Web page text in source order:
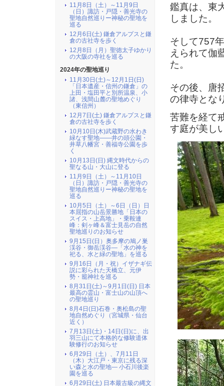
鑑真は、東
しました。
そして757
えられて伽
た。
その後、唐
の律寺とな
苦難を経て
す庭が美し
11月8日（土）～11月9日
（日）諏訪・戸隠・善光寺の
聖地自然巡りー神秘の聖地を
巡る
12月6日(土) 鎌倉アルプスと鎌
倉の古社寺を歩く
12月8日（月）聖徳太子ゆかり
の大阪の寺社を巡る
2024年の聖地巡り
11月30日(土)～12月1日(日)
「日本遺産・信州の鎌倉」の
上田・塩田平と別所温泉、小
諸、浅間山麓の聖地めぐり
（東信州）
12月7日(土) 鎌倉アルプスと鎌
倉の古社寺を歩く
10月10日(木)武蔵野の水わき
緑なす聖地――井の頭公園・
井草八幡宮・善福寺公園を歩
く
10月13日(日) 縄文時代からの
聖なる山・大山に登る
11月9日（土）～11月10日
（日）諏訪・戸隠・善光寺の
聖地自然巡りー神秘の聖地を
巡る
10月5日（土）～6日（日）日
本屈指の山岳景勝地「日本の
スイス・上高地」・乗鞍連
峰：剣ヶ峰＆富士見岳の自然
聖地巡りのお知らせ
9月15日(日）奥多摩の鳩ノ巣
渓谷・御岳渓谷―「水の神を
祀る、水と緑の聖地」を巡る
9月16日（月・祝）イザナギ伝
説に彩られた天橋立、元伊
勢・籠神社を巡る
8月31日(土)～9月1日(日) 日本
最高の霊山・富士山の山頂へ
の聖地巡り
8月4日(日)石巻・奥松島の聖
地自然めぐり（宮城県・仙台
近く）
7月13日(土)・14日(日)に、出
羽三山にて本格的な修験道体
験修行のお知らせ
6月29日（土）、7月11日
（木）大江戸・東京に残る深
い森と水の聖地― 小石川後楽
園を巡る
6月29日(土) 日本最古級の縄文